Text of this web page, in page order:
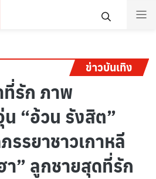
ข่าวบันเทิง
รัก ภาพ
“อ้วน รังสิต”
รรยาชาวเกาหลี
” ลูกชายสุดที่รัก